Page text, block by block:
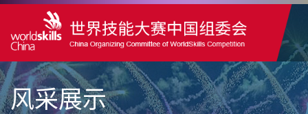
风采展示